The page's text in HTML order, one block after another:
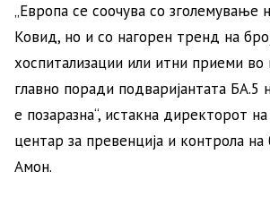
„Европа се соочува со зголемување
Ковид, но и со нагорен тренд на
хоспитализации или итни приеми во
главно поради подваријантата БA.5
е позаразна“, истакна директорот
центар за превенција и контрола
Амон.